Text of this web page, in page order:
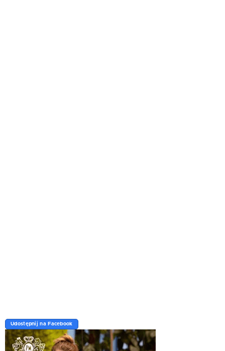
Udostępnij na Facebook